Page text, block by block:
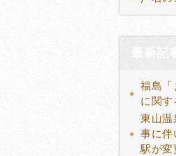
最新記
福島「
に関
東山温
事に伴
駅が変